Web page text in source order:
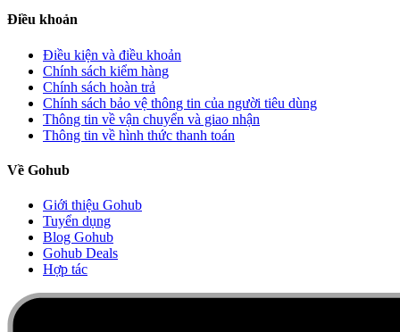
Điều khoản
Điều kiện và điều khoản
Chính sách kiểm hàng
Chính sách hoàn trả
Chính sách bảo vệ thông tin của người tiêu dùng
Thông tin về vận chuyển và giao nhận
Thông tin về hình thức thanh toán
Về Gohub
Giới thiệu Gohub
Tuyển dụng
Blog Gohub
Gohub Deals
Hợp tác